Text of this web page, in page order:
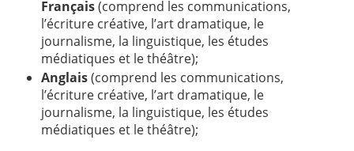
Français(comprend les communications,
l’écriture créative, l’art dramatique, le
journalisme, la linguistique, les études
médiatiques et le théâtre);
Anglais(comprend les communications,
l’écriture créative, l’art dramatique, le
journalisme, la linguistique, les études
médiatiques et le théâtre);